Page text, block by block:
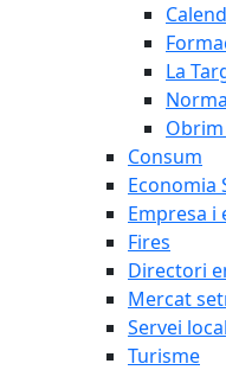
La
Consum
Economia
Empresa i
Fires
Directori
Mercat
Servei
Turisme